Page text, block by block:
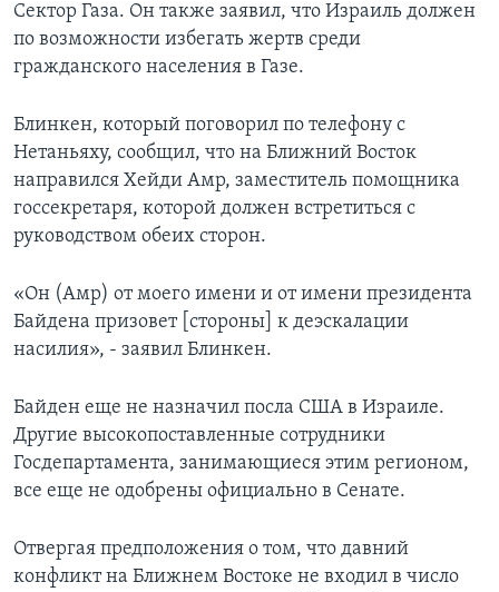
Сектор Газа. Он также заявил, что Израиль должен
по возможности избегать жертв среди
гражданского населения в Газе.
Блинкен, который поговорил по телефону с
Нетаньяху, сообщил, что на Ближний Восток
направился Хейди Амр, заместитель помощника
госсекретаря, которой должен встретиться с
руководством обеих сторон.
«Он (Амр) от моего имени и от имени президента
Байдена призовет [стороны] к деэскалации
насилия», - заявил Блинкен.
Байден еще не назначил посла США в Израиле.
Другие высокопоставленные сотрудники
Госдепартамента, занимающиеся этим регионом,
все еще не одобрены официально в Сенате.
Отвергая предположения о том, что давний
конфликт на Ближнем Востоке не входил в число